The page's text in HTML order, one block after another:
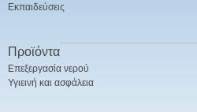
Εκπαιδεύσεις
Προϊόντα
Επεξεργασία νερού
Υγιεινή και ασφάλεια